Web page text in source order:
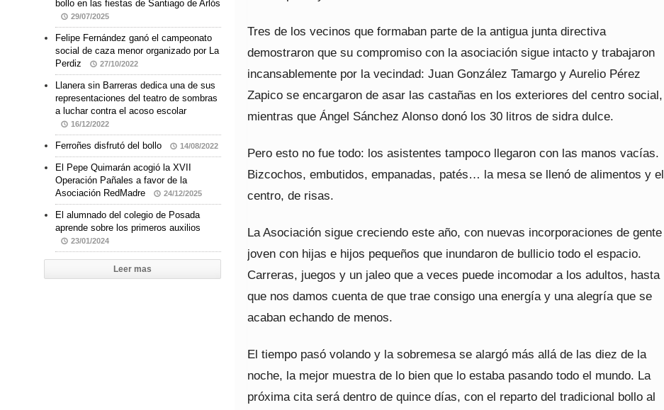
Tres de los vecinos que formaban parte de la antigua junta directiva
demostraron que su compromiso con la asociación sigue intacto y trabajaron
incansablemente por la vecindad: Juan González Tamargo y Aurelio Pérez
Zapico se encargaron de asar las castañas en los exteriores del centro social,
mientras que Ángel Sánchez Alonso donó los 30 litros de sidra dulce.
Pero esto no fue todo: los asistentes tampoco llegaron con las manos vacías.
Bizcochos, embutidos, empanadas, patés… la mesa se llenó de alimentos y el
centro, de risas.
La Asociación sigue creciendo este año, con nuevas incorporaciones de gente
joven con hijas e hijos pequeños que inundaron de bullicio todo el espacio.
Carreras, juegos y un jaleo que a veces puede incomodar a los adultos, hasta
que nos damos cuenta de que trae consigo una energía y una alegría que se
acaban echando de menos.
El tiempo pasó volando y la sobremesa se alargó más allá de las diez de la
noche, la mejor muestra de lo bien que lo estaba pasando todo el mundo. La
próxima cita será dentro de quince días, con el reparto del tradicional bollo al
bollo en las fiestas de Santiago de Arlós
29/07/2025
Felipe Fernández ganó el campeonato
social de caza menor organizado por La
Perdiz
27/10/2022
Llanera sin Barreras dedica una de sus
representaciones del teatro de sombras
a luchar contra el acoso escolar
16/12/2022
Ferroñes disfrutó del bollo 14/08/2022
El Pepe Quimarán acogió la XVII
Operación Pañales a favor de la
Asociación RedMadre
24/12/2025
El alumnado del colegio de Posada
aprende sobre los primeros auxilios
23/01/2024
Leer mas